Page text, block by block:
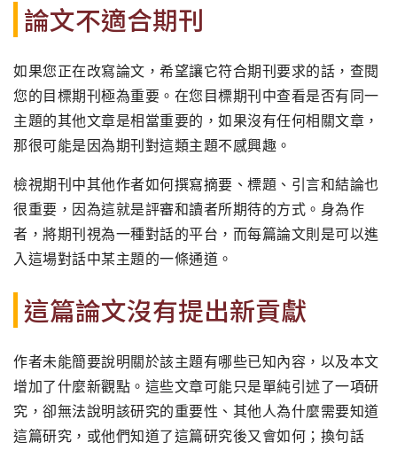
論文不適合期刊
如果您正在改寫論文，希望讓它符合期刊要求的話，查閱
您的目標期刊極為重要。在您目標期刊中查看是否有同一
主題的其他文章是相當重要的，如果沒有任何相關文章，
那很可能是因為期刊對這類主題不感興趣。
檢視期刊中其他作者如何撰寫摘要、標題、引言和結論也
很重要，因為這就是評審和讀者所期待的方式。身為作
者，將期刊視為一種對話的平台，而每篇論文則是可以進
入這場對話中某主題的一條通道。
這篇論文沒有提出新貢獻
作者未能簡要說明關於該主題有哪些已知內容，以及本文
增加了什麼新觀點。這些文章可能只是單純引述了一項研
究，卻無法說明該研究的重要性、其他人為什麼需要知道
這篇研究，或他們知道了這篇研究後又會如何；換句話